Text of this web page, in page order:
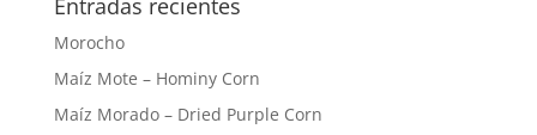
Entradas recientes
Morocho
Maíz Mote – Hominy Corn
Maíz Morado – Dried Purple Corn